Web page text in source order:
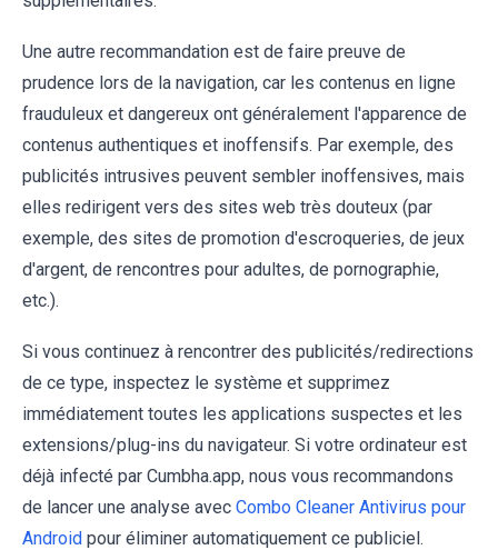
Une autre recommandation est de faire preuve de
prudence lors de la navigation, car les contenus en ligne
frauduleux et dangereux ont généralement l'apparence de
contenus authentiques et inoffensifs. Par exemple, des
publicités intrusives peuvent sembler inoffensives, mais
elles redirigent vers des sites web très douteux (par
exemple, des sites de promotion d'escroqueries, de jeux
d'argent, de rencontres pour adultes, de pornographie,
etc.).
Si vous continuez à rencontrer des publicités/redirections
de ce type, inspectez le système et supprimez
immédiatement toutes les applications suspectes et les
extensions/plug-ins du navigateur. Si votre ordinateur est
déjà infecté par Cumbha.app, nous vous recommandons
de lancer une analyse avec Combo Cleaner Antivirus pour
Android pour éliminer automatiquement ce publiciel.